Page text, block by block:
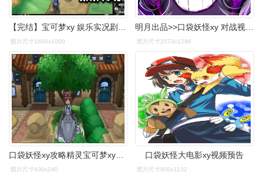
【完结】宝可梦xy 娱乐实况剧情通关流程合集《口袋妖怪xy》
图片尺寸1600x1000
明月出品>>口袋妖怪xy 对战视频07
图片尺寸2073x1296
图片尺寸400x240
口袋妖怪大电影xy视频预告
图片尺寸800x1132